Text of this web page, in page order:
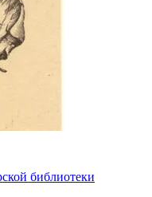
библиотеки